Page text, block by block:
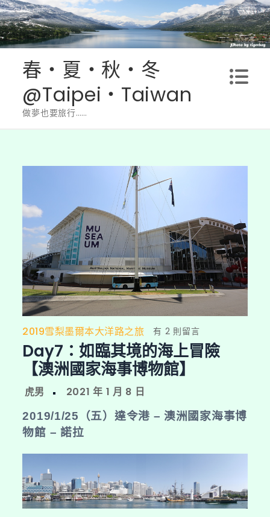
Skip
to
content
春‧夏‧秋‧冬
@Taipei‧Taiwan
做夢也要旅行……
2019雪梨墨爾本大洋路之旅
在
〈Day7：
如
臨
上
險
【澳
有 2 則留言
Day7：如臨其境的海上冒險
【澳洲國家海事博物館】
2019/1/25（五）達令港 – 澳洲國家海事博
物館 – 諾拉